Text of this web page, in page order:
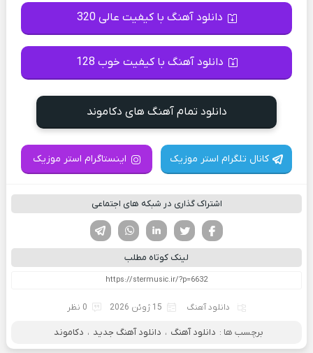
دانلود آهنگ با کیفیت عالی 320
دانلود آهنگ با کیفیت خوب 128
دانلود تمام آهنگ های دکاموند
کانال تلگرام استر موزیک اینستاگرام استر موزیک
اشتراک گذاری در شبکه های اجتماعی
لینکدین تویتر
فیسوک
لینک کوتاه مطلب
دانلود آهنگ 15 ژوئن 2026 0 نظر
برچسب ها : دانلود آهنگ ، دانلود آهنگ جدید ، دکاموند